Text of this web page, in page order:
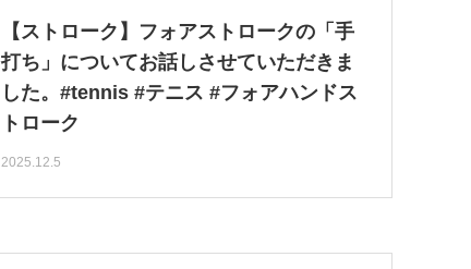
【ストローク】フォアストロークの「手
打ち」についてお話しさせていただきま
した。#tennis #テニス #フォアハンドス
トローク
2025.12.5